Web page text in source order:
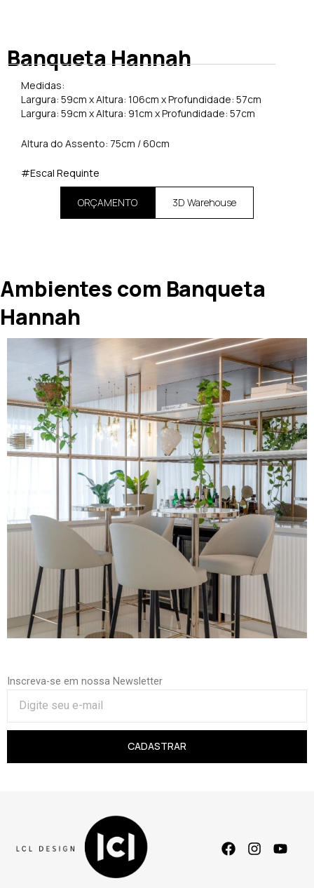
Banqueta Hannah
Medidas:
Largura: 59cm x Altura: 106cm x Profundidade: 57cm
Largura: 59cm x Altura: 91cm x Profundidade: 57cm
Altura do Assento: 75cm / 60cm
#Escal Requinte
ORÇAMENTO 3D Warehouse
Ambientes com Banqueta
Hannah
Inscreva-se em nossa Newsletter
CADASTRAR